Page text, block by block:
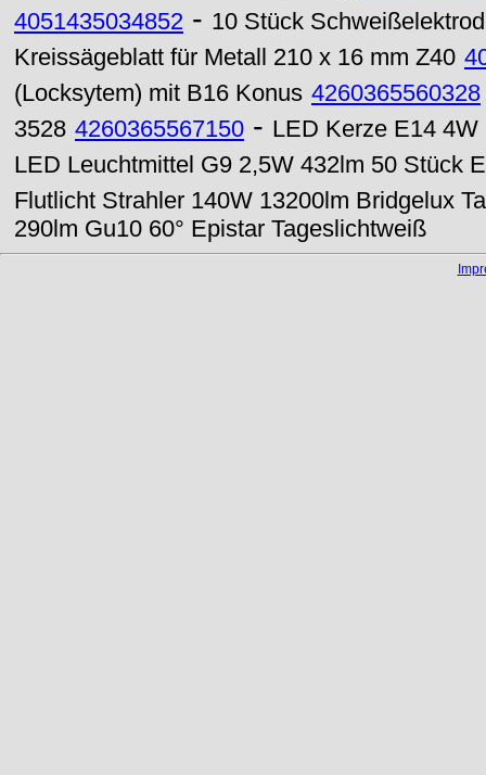
4051435034852 - 10 Stück
Kreissägeblatt für Metall 210 x 16 mm Z40
(Locksytem) mit B16 Konus 4260365560328
3528 4260365567150 - LED Kerze E14
LED Leuchtmittel G9 2,5W 432lm 50 Stück
Flutlicht Strahler 140W 13200lm Bridgelux
290lm Gu10 60° Epistar Tageslichtweiß